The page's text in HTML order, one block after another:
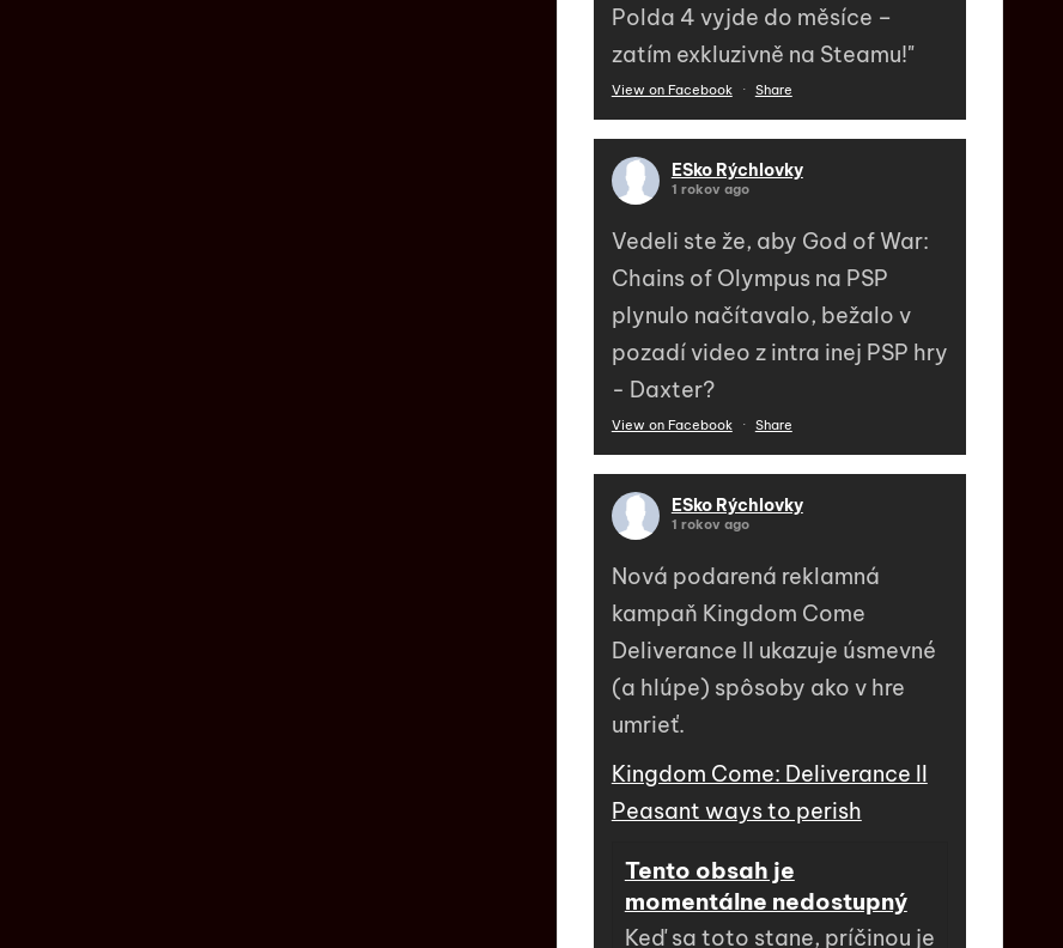
Polda 4 vyjde do měsíce –
zatím exkluzivně na Steamu!"
View on Facebook · Share
ESko Rýchlovky
1 rokov ago
Vedeli ste že, aby God of War:
Chains of Olympus na PSP
plynulo načítavalo, bežalo v
pozadí video z intra inej PSP hry
- Daxter?
View on Facebook · Share
ESko Rýchlovky
1 rokov ago
Nová podarená reklamná
kampaň Kingdom Come
Deliverance II ukazuje úsmevné
(a hlúpe) spôsoby ako v hre
umrieť.
Kingdom Come: Deliverance II
Peasant ways to perish
Tento obsah je
momentálne nedostupný
Keď sa toto stane, príčinou je